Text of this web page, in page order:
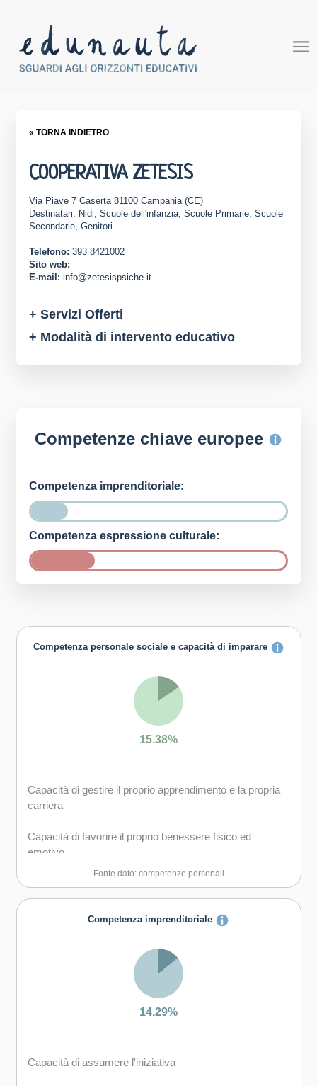
« TORNA INDIETRO
COOPERATIVA ZETESIS
Via Piave 7 Caserta 81100 Campania (CE)
Destinatari: Nidi, Scuole dell'infanzia, Scuole Primarie, Scuole
Secondarie, Genitori
Telefono: 393 8421002
Sito web:
E-mail: info@zetesispsiche.it
+ Servizi Offerti
+ Modalità di intervento educativo
Competenze chiave europee
Competenza imprenditoriale:
Competenza espressione culturale:
Competenza personale sociale e capacità di imparare
15.38%
Capacità di gestire il proprio apprendimento e la propria
carriera
Capacità di favorire il proprio benessere fisico ed
emotivo
Fonte dato: competenze personali
Competenza imprenditoriale
14.29%
Capacità di assumere l'iniziativa